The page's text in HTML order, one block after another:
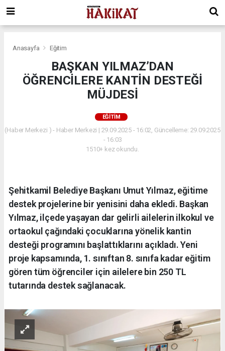
Anasayfa Eğitim
BAŞKAN YILMAZ’DAN
ÖĞRENCİLERE KANTİN DESTEĞİ
MÜJDESİ
EĞITIM
(Haber Merkezi ) - Haber Merkezi | 29.09.2025 - 16:02, Güncelleme: 29.09.2025
- 16:03
1510+ kez okundu.
Şehitkamil Belediye Başkanı Umut Yılmaz, eğitime
destek projelerine bir yenisini daha ekledi. Başkan
Yılmaz, ilçede yaşayan dar gelirli ailelerin ilkokul ve
ortaokul çağındaki çocuklarına yönelik kantin
desteği programını başlattıklarını açıkladı. Yeni
proje kapsamında, 1. sınıftan 8. sınıfa kadar eğitim
gören tüm öğrenciler için ailelere bin 250 TL
tutarında destek sağlanacak.